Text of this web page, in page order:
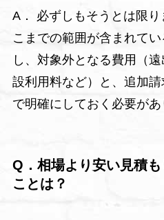
A． 必ずしもそうとは限
こまでの範囲が含まれて
し、対象外となる費用（
設利用料など）と、追加
で明確にしておく必要があ
Q．相場より安い見積
ことは？